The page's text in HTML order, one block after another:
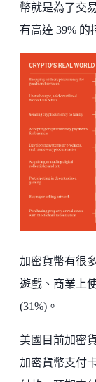
幣就是為了交
有高達 39% 的
加密貨幣有很
遊戲、商業上
(31%)。
美國目前加密
加密貨幣支付